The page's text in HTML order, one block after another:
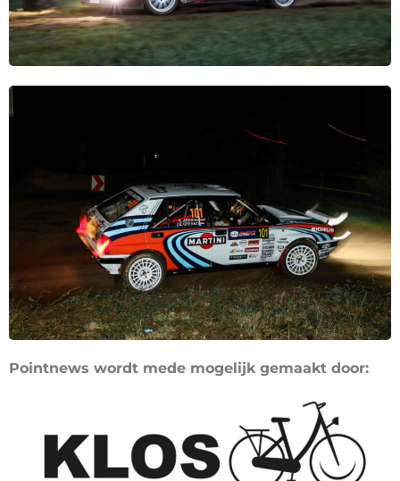
Pointnews wordt mede mogelijk gemaakt door: